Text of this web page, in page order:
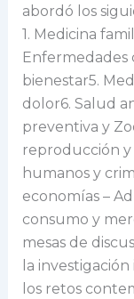
abordó los
1. Medicina
Enfermedades
bienestar5.
dolor6. Salud
preventiva y
reproducción y
humanos y
economías –
consumo y
mesas de
la
los retos